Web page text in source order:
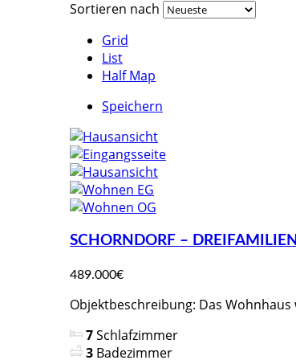
Sortieren nach
Grid
List
Half Map
Speichern
SCHORNDORF –
489.000€
Objektbeschreibung: Das
7Schlafzimmer
3 Badezimmer